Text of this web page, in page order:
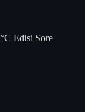
Edisi Sore